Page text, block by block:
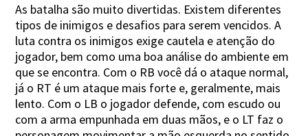
As batalha são muito divertidas. Existem diferentes
tipos de inimigos e desafios para serem vencidos. A
luta contra os inimigos exige cautela e atenção do
jogador, bem como uma boa análise do ambiente em
que se encontra. Com o RB você dá o ataque normal,
já o RT é um ataque mais forte e, geralmente, mais
lento. Com o LB o jogador defende, com escudo ou
com a arma empunhada em duas mãos, e o LT faz o